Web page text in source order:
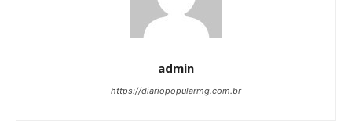
admin
https://diariopopularmg.com.br